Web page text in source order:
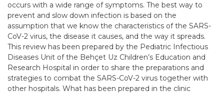
occurs with a wide range of symptoms. The best way to
prevent and slow down infection is based on the
assumption that we know the characteristics of the SARS-
CoV-2 virus, the disease it causes, and the way it spreads.
This review has been prepared by the Pediatric Infectious
Diseases Unit of the Behçet Uz Children’s Education and
Research Hospital in order to share the preparations and
strategies to combat the SARS-CoV-2 virus together with
other hospitals. What has been prepared in the clinic